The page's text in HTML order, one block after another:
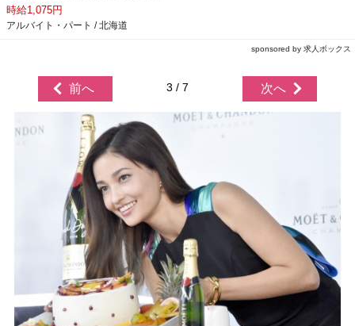
時給1,075円
アルバイト・パート / 北海道
sponsored by 求人ボックス
前へ 3 / 7 次へ